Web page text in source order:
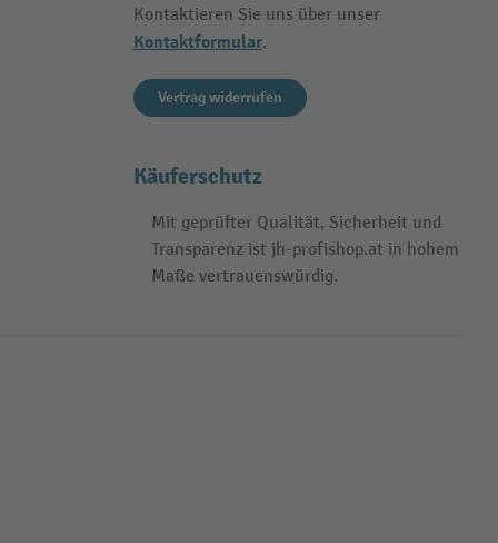
Kontaktieren Sie uns über unser
Kontaktformular.
Vertrag widerrufen
Käuferschutz
Mit geprüfter Qualität, Sicherheit und
Transparenz ist jh-profishop.at in hohem
Maße vertrauenswürdig.